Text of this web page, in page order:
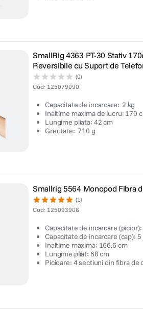
SmallRig 4363 PT-30 Stativ
Reversibile cu Suport de
(0)
Cod: 125079090
Capacitate de incarcare: 2 kg
Inaltime maxima de lucru: 170
Lungime pliata: 42 cm
Greutate: 710 g
Smallrig 5564 Monopod Fibra
(1)
Cod: 125093908
Capacitate de incarcare (picior):
Capacitate de incarcare (cap): 5
Inaltime maxima: 166.6 cm
Lungime pliat: 68 cm
Picioare: 4 sectiuni din fibra de